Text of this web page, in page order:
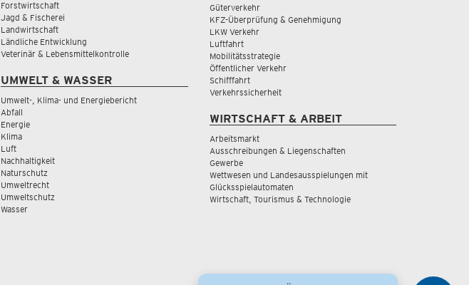
Forstwirtschaft
Jagd & Fischerei
Landwirtschaft
Ländliche Entwicklung
Veterinär & Lebensmittelkontrolle
UMWELT & WASSER
Umwelt-, Klima- und Energiebericht
Abfall
Energie
Klima
Luft
Nachhaltigkeit
Naturschutz
Umweltrecht
Umweltschutz
Wasser
Güterverkehr
KFZ-Überprüfung & Genehmigung
LKW Verkehr
Luftfahrt
Mobilitätsstrategie
Öffentlicher Verkehr
Schifffahrt
Verkehrssicherheit
WIRTSCHAFT & ARBEIT
Arbeitsmarkt
Ausschreibungen & Liegenschaften
Gewerbe
Wettwesen und Landesausspielungen mit
Glücksspielautomaten
Wirtschaft, Tourismus & Technologie